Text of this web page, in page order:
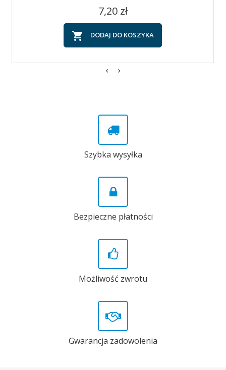
Cena
7,20 zł
 DODAJ DO KOSZYKA
Szybka wysyłka
Bezpieczne płatności
Możliwość zwrotu
Gwarancja zadowolenia